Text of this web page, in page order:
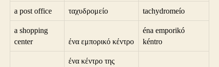
a post office ταχυδρομείο tachydromeío
a shopping
center
ένα εμπορικό κέντρο
éna emporikó
kéntro
ένα κέντρο της